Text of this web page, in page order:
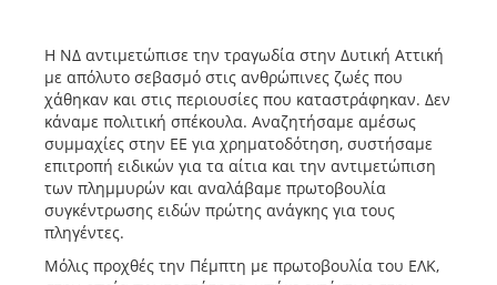
Η ΝΔ αντιμετώπισε την τραγωδία στην Δυτική Αττική
με απόλυτο σεβασμό στις ανθρώπινες ζωές που
χάθηκαν και στις περιουσίες που καταστράφηκαν. Δεν
κάναμε πολιτική σπέκουλα. Αναζητήσαμε αμέσως
συμμαχίες στην ΕΕ για χρηματοδότηση, συστήσαμε
επιτροπή ειδικών για τα αίτια και την αντιμετώπιση
των πλημμυρών και αναλάβαμε πρωτοβουλία
συγκέντρωσης ειδών πρώτης ανάγκης για τους
πληγέντες.
Μόλις προχθές την Πέμπτη με πρωτοβουλία του ΕΛΚ,